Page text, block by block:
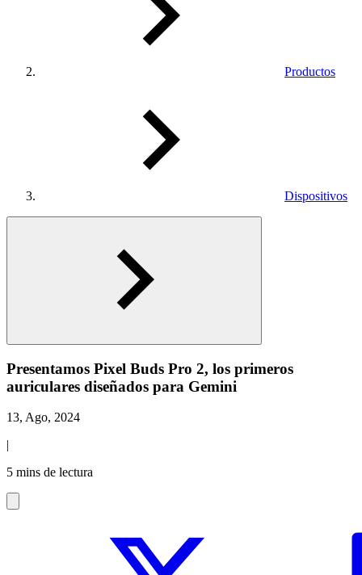
Productos
Dispositivos
Presentamos Pixel Buds Pro 2, los primeros
auriculares diseñados para Gemini
13, Ago, 2024
|
5 mins de lectura